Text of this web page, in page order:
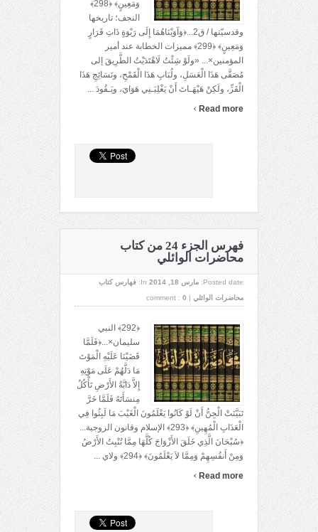
وَمَعِينٍ﴾ ﴿298﴾
النجف؛ تاريخها
وقدسيّتها / ق2...﴿وَآوَيْنَاهُمَا إِلَى رَبْوَةٍ ذَاتِ قَرَارٍ
وَمَعِينٍ﴾ ﴿299﴾ مميزات الخطابة عند أمير
المؤمنين×... «ولَوْ شِئْتُ لَاهْتَدَيْتُ الطَّرِيقَ إلى
مُصَفَّى هَذَا الْعَسَلِ، ولُبَابِ هَذَا الْقَمْحِ، ونَسَائِجِ هَذَا
الْقَزِّ، ولَكِنْ هَيْهَـاتَ أَنْ يَغْلِبَـنِي هَوَايَ، ويَـقُودَ ...
Read more
›
فهرس الجزء 24 من كتاب
محاضرات الوائلي
Posted date: مارس 18, 2014 In:
فهارس كتاب
محاضرات الوائلي |
comment : 0
﴿292﴾ النبي
سليمان×...﴿فَلَمَّا
قَضَيْنَا عَلَيْهِ الْمَوْتَ
مَا دَلَّهُمْ عَلَى مَوْتِهِ
إِلاَّ دَابَّةُ الأَرْضِ تَأْكُلُ
مِنسَأَتَهُ فَلَمَّا خَرَّ
تَبَيَّنَتْ الْجِنُّ أَنْ لَوْ كَانُوا يَعْلَمُونَ الْغَيْبَ مَا لَبِثُوا فِي
الْعَذَابِ الْمُهِينِ﴾ ﴿293﴾ الإسلام وقانون الزوجية...
﴿سُبْحَانَ الَّذِي خَلَقَ الأَزْوَاجَ كُلَّهَا مِمَّا تُنْبِتُ الأَرْضُ
وَمِنْ أَنفُسِهِمْ وَمِمَّا لاَ يَعْلَمُونَ﴾ ﴿294﴾ ولاي ...
Read more
›